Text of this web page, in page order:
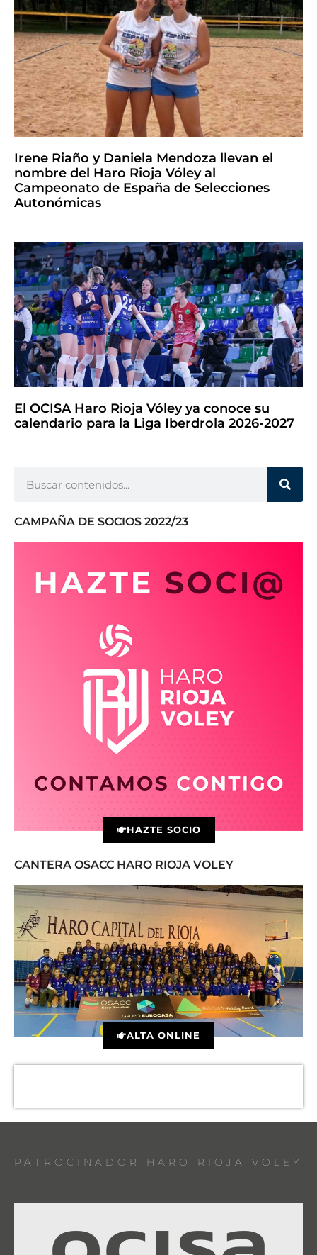
Irene Riaño y Daniela Mendoza llevan el
nombre del Haro Rioja Vóley al
Campeonato de España de Selecciones
Autonómicas
El OCISA Haro Rioja Vóley ya conoce su
calendario para la Liga Iberdrola 2026-2027
CAMPAÑA DE SOCIOS 2022/23
HAZTE SOCIO
CANTERA OSACC HARO RIOJA VOLEY
ALTA ONLINE
PATROCINADOR HARO RIOJA VOLEY